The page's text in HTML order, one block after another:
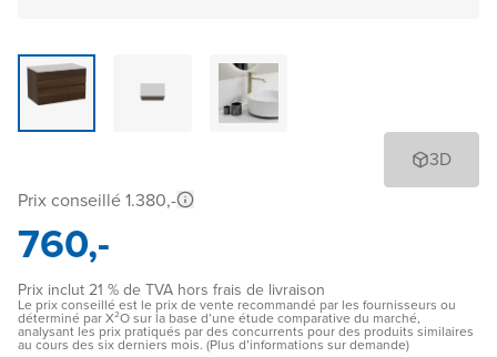
3D
Prix conseillé 1.380,-
760,-
Prix inclut 21 % de TVA hors frais de livraison
Le prix conseillé est le prix de vente recommandé par les fournisseurs ou
déterminé par X²O sur la base d’une étude comparative du marché,
analysant les prix pratiqués par des concurrents pour des produits similaires
au cours des six derniers mois. (Plus d’informations sur demande)